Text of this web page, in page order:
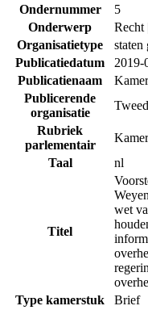
Ondernummer
5
Onderwerp
Recht
Organisatietype
staten
Publicatiedatum
2019-
Publicatienaam
Publicerende
organisatie
Rubriek
parlementair
Taal
nl
Titel
wet
Type kamerstuk
Brief